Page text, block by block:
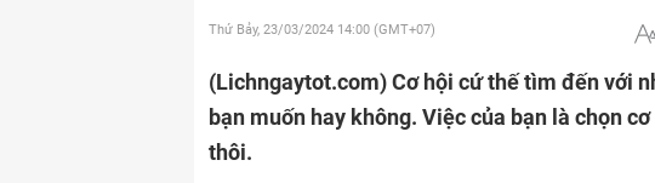
Thứ Bảy, 23/03/2024 14:00 (GMT+07)
(Lichngaytot.com)Cơ hội cứ thế tìm đến với
bạn muốn hay không. Việc của bạn là chọn
thôi.